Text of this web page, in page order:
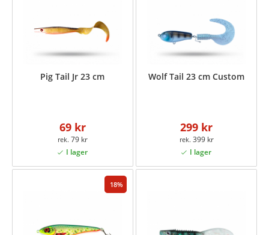
Pig Tail Jr 23 cm
69 kr
79 kr
Wolf Tail 23 cm Custom
299 kr
399 kr
18